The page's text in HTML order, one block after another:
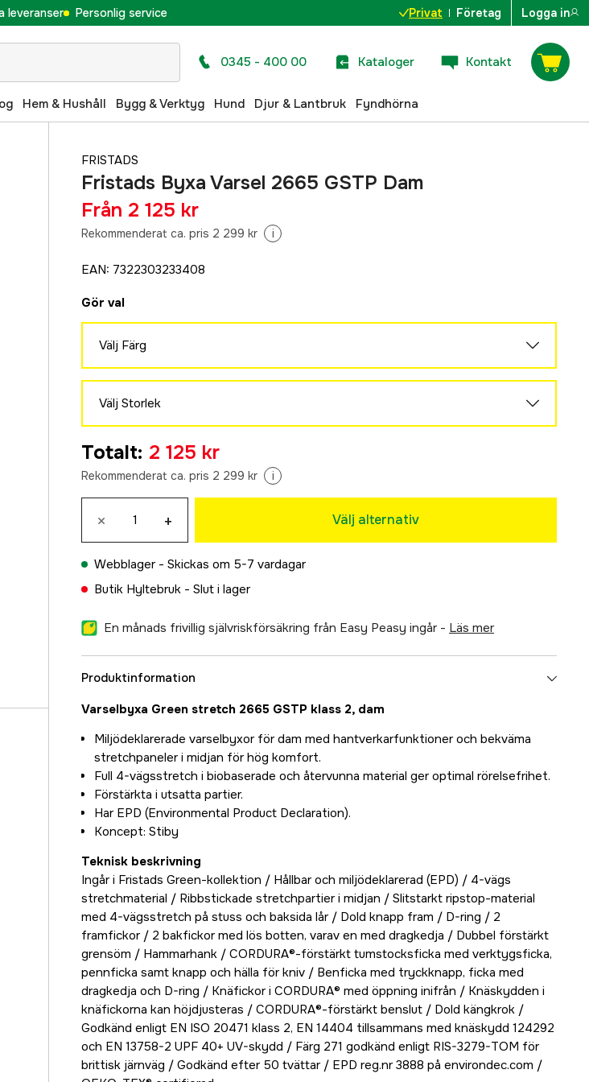
leveranser Personlig service Privat Företag Logga in
0345 - 400 00 Kataloger Kontakt
Hem & Hushåll Bygg & Verktyg Hund Djur & Lantbruk Fyndhörna
FRISTADS
Fristads Byxa Varsel 2665 GSTP Dam
Från 2 125 kr
Rekommenderat ca. pris 2 299 kr i
EAN: 7322303233408
Gör val
Välj Färg
Varselgul/Marinblå
2 125 kr
Varselgul/Svart
2 125 kr
Varselorange/Marinblå
Välj Storlek
2 125 kr
36
2 125 kr
38
2 125 kr
40
2 125 kr
2 125 kr
2 125 kr
46
48
2 125 kr
50
2 125 kr
Totalt: 2 125 kr
Rekommenderat ca. pris 2 299 kr i
× + Välj alternativ
Webblager - Skickas om 5-7 vardagar
Butik Hyltebruk - Slut i lager
En månads frivillig självriskförsäkring från Easy Peasy ingår - läs mer
Produktinformation
Varselbyxa Green stretch 2665 GSTP klass 2, dam
Miljödeklarerade varselbyxor för dam med hantverkarfunktioner och bekväma
stretchpaneler i midjan för hög komfort.
Full 4-vägsstretch i biobaserade och återvunna material ger optimal rörelsefrihet.
Förstärkta i utsatta partier.
Har EPD (Environmental Product Declaration).
Koncept: Stiby
Teknisk beskrivning
Ingår i Fristads Green-kollektion / Hållbar och miljödeklarerad (EPD) / 4-vägs
stretchmaterial / Ribbstickade stretchpartier i midjan / Slitstarkt ripstop-material
med 4-vägsstretch på stuss och baksida lår / Dold knapp fram / D-ring / 2
framfickor / 2 bakfickor med lös botten, varav en med dragkedja / Dubbel förstärkt
grensöm / Hammarhank / CORDURA®-förstärkt tumstocksficka med verktygsficka,
pennficka samt knapp och hälla för kniv / Benficka med tryckknapp, ficka med
dragkedja och D-ring / Knäfickor i CORDURA® med öppning inifrån / Knäskydden i
knäfickorna kan höjdjusteras / CORDURA®-förstärkt benslut / Dold kängkrok /
Godkänd enligt EN ISO 20471 klass 2, EN 14404 tillsammans med knäskydd 124292
och EN 13758-2 UPF 40+ UV-skydd / Färg 271 godkänd enligt RIS-3279-TOM för
brittisk järnväg / Godkänd efter 50 tvättar / EPD reg.nr 3888 på environdec.com /